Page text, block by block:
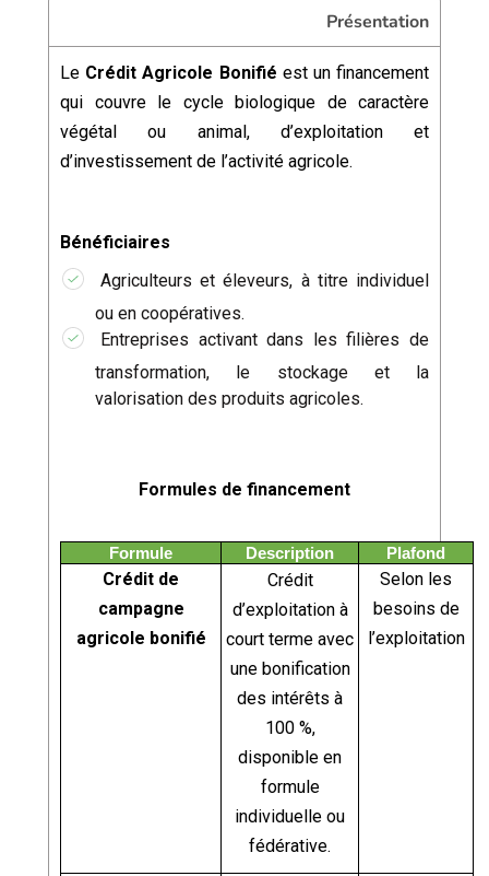
Présentation
Le Crédit Agricole Bonifié est un financement
qui couvre le cycle biologique de caractère
végétal ou animal, d’exploitation et
d’investissement de l’activité agricole.
Bénéficiaires
Agriculteurs et éleveurs, à titre individuel
ou en coopératives.
Entreprises activant dans les filières de
transformation, le stockage et la
valorisation des produits agricoles.
Formules de financement
Formule Description Plafond
Crédit de
campagne
agricole bonifié
Crédit
d’exploitation à
court terme avec
une bonification
des intérêts à
100 %,
disponible en
formule
individuelle ou
fédérative.
Selon les
besoins de
l’exploitation